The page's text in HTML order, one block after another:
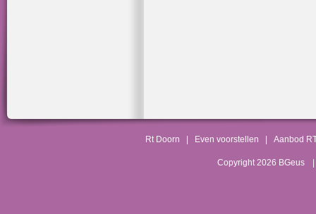
Rt Doorn Even voorstellen Aanbod
Copyright 2026 BGeus